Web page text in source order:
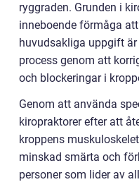
ryggraden. Grunden i
inneboende förmåga
huvudsakliga uppgift
process genom att
och blockeringar i
Genom att använda
kiropraktorer efter att
kroppens
minskad smärta och
personer som lider av